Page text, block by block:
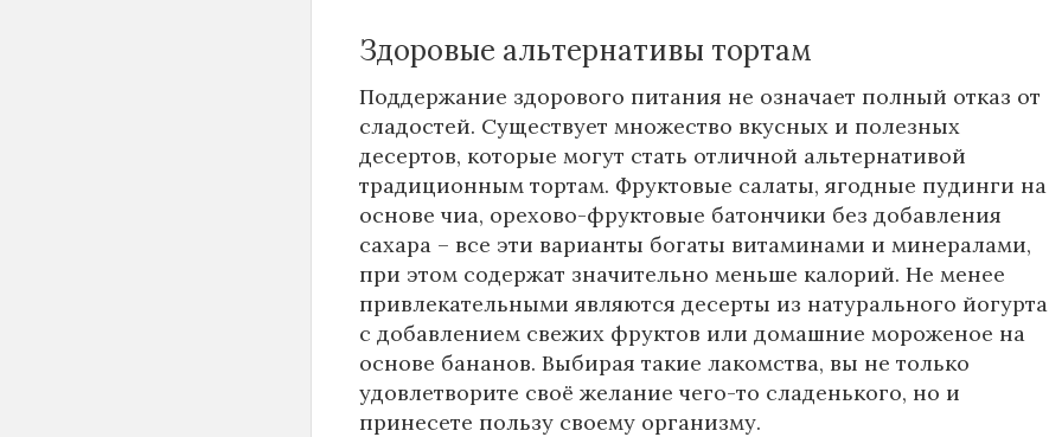
Здоровые альтернативы тортам
Поддержание здорового питания не означает полный отказ от
сладостей. Существует множество вкусных и полезных
десертов, которые могут стать отличной альтернативой
традиционным тортам. Фруктовые салаты, ягодные пудинги на
основе чиа, орехово-фруктовые батончики без добавления
сахара – все эти варианты богаты витаминами и минералами,
при этом содержат значительно меньше калорий. Не менее
привлекательными являются десерты из натурального йогурта
с добавлением свежих фруктов или домашние мороженое на
основе бананов. Выбирая такие лакомства, вы не только
удовлетворите своё желание чего-то сладенького, но и
принесете пользу своему организму.